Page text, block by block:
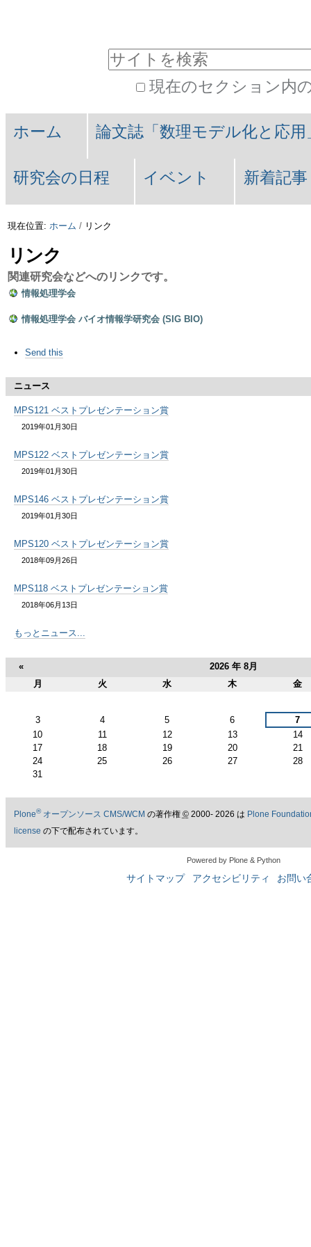
ツ
飛
ぶ
|
ナ
ビ
ゲ
ョ
ン
に
飛
ぶ
ル
ー
ル
現在のセクション内
細
索
Navigation
ホーム 論文誌「数理モデル化と応用
研究会の日程 イベント 新着記事
現在位置: ホーム / リンク
リンク
関連研究会などへのリンクです。
情報処理学会
情報処理学会 バイオ情報学研究会 (SIG BIO)
キ
メ
ン
ト
ョ
Send this
ニュース
MPS121 ベストプレゼンテーション賞
2019年01月30日
MPS122 ベストプレゼンテーション賞
2019年01月30日
MPS146 ベストプレゼンテーション賞
2019年01月30日
MPS120 ベストプレゼンテーション賞
2018年09月26日
MPS118 ベストプレゼンテーション賞
2018年06月13日
もっとニュース...
« 2026 年 8月
月 火 水 木 金
3 4 5 6
7
10
11 12 13
14
17
18 19 20
21
24
25 26 27
28
31
Plone®オープンソース CMS/WCM の著作権 ©2000- 2026 は Plone
license の下で配布されています。
Powered by Plone & Python
サイトマップ アクセシビリティ お問い